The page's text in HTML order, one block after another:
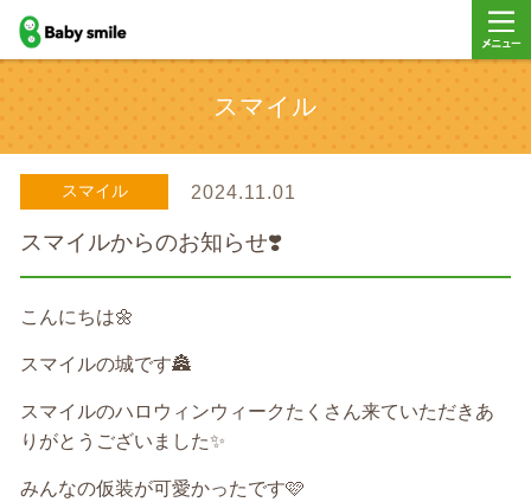
baby smile
スマイル
スマイル 2024.11.01
スマイルからのお知らせ❣️
こんにちは🌼
スマイルの城です🏯
スマイルのハロウィンウィークたくさん来ていただきあ
りがとうございました✨
みんなの仮装が可愛かったです🩷